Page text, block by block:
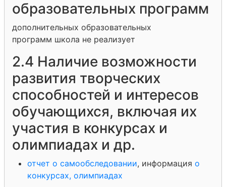
образовательных программ
дополнительных образовательных
программ школа не реализует
2.4 Наличие возможности
развития творческих
способностей и интересов
обучающихся, включая их
участия в конкурсах и
олимпиадах и др.
отчет о самообследовании, информация о
конкурсах, олимпиадах